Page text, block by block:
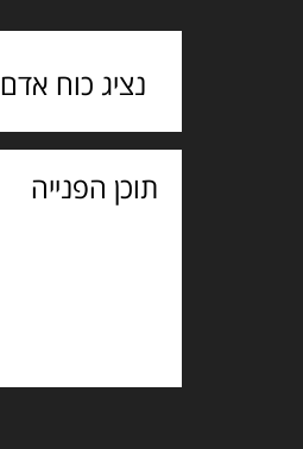
נציג כוח אדם
תוכן